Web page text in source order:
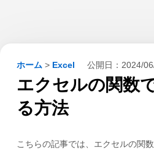
ホーム > Excel 公開日： 2024/
エクセルの関数
る方法
こちらの記事では、エクセルの関